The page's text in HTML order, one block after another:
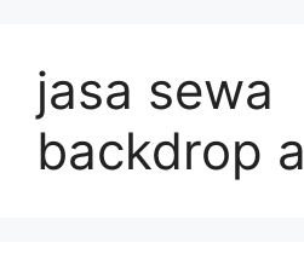
jasa sewa
backdrop